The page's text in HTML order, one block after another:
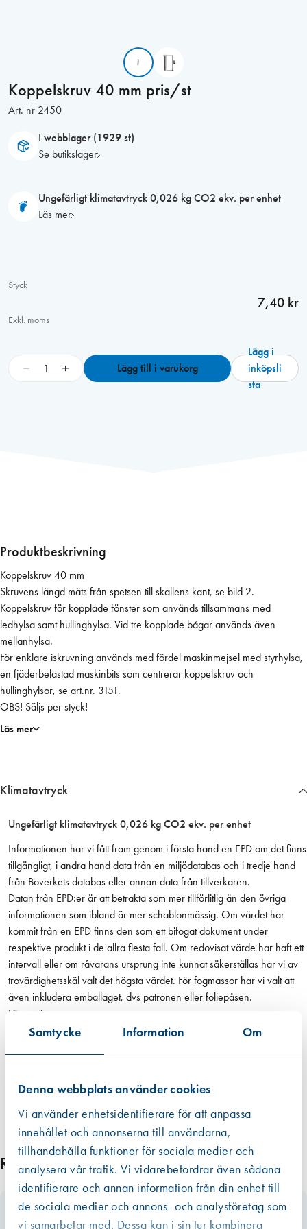
Samtycke Information Om
Denna webbplats använder cookies
Vi använder enhetsidentifierare för att anpassa
innehållet och annonserna till användarna,
tillhandahålla funktioner för sociala medier och
analysera vår trafik. Vi vidarebefordrar även sådana
identifierare och annan information från din enhet till
de sociala medier och annons- och analysföretag som
vi samarbetar med. Dessa kan i sin tur kombinera
Koppelskruv 40 mm pris/st
Art. nr 2450
I webblager (1929 st)
Se butikslager
Ungefärligt klimatavtryck 0,026 kg CO2 ekv. per enhet
Läs mer
Styck
7,40 kr
Exkl. moms
0
m
m
p
r
i
s
/
s
t
m
d
+ Lägg till i varukorg
Lägg i
inköpsli
sta
Klimatavtryck
Ungefärligt klimatavtryck 0,026 kg CO2 ekv. per enhet
Informationen har vi fått fram genom i första hand en EPD om det finns
tillgängligt, i andra hand data från en miljödatabas och i tredje hand
från Boverkets databas eller annan data från tillverkaren.
Datan från EPD:er är att betrakta som mer tillförlitlig än den övriga
informationen som ibland är mer schablonmässig. Om värdet har
kommit från en EPD finns den som ett bifogat dokument under
respektive produkt i de allra flesta fall. Om redovisat värde har haft ett
intervall eller om råvarans ursprung inte kunnat säkerställas har vi av
trovärdighetsskäl valt det högsta värdet. För fogmassor har vi valt att
även inkludera emballaget, dvs patronen eller foliepåsen.
Läs mer
Produktbeskrivning
Koppelskruv 40 mm
Skruvens längd mäts från spetsen till skallens kant, se bild 2.
Koppelskruv för kopplade fönster som används tillsammans med
ledhylsa samt hullinghylsa. Vid tre kopplade bågar används även
mellanhylsa.
För enklare iskruvning används med fördel maskinmejsel med styrhylsa,
en fjäderbelastad maskinbits som centrerar koppelskruv och
hullinghylsor, se art.nr. 3151.
OBS! Säljs per styck!
Läs mer
Relaterade produkter